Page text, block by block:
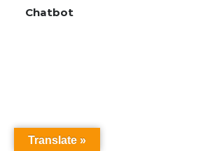
Chatbot
Translate »